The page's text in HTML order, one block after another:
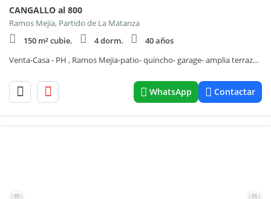
CANGALLO al 800
Ramos Mejia, Partido de La Matanza
150 m² cubie.
4 dorm.
40 años
Venta-Casa - PH , Ramos Mejia-patio- quincho- garage- amplia terraza-5 ambientes-ph-lote propio-
WhatsApp Contactar